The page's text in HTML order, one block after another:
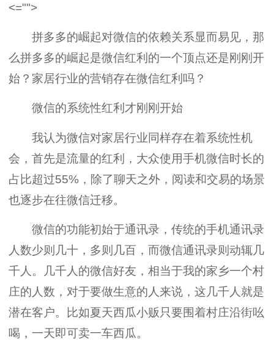
<="">
拼多多的崛起对微信的依赖关系显而易见，那
么拼多多的崛起是微信红利的一个顶点还是刚刚开
始？家居行业的营销存在微信红利吗？
微信的系统性红利才刚刚开始
我认为微信对家居行业同样存在着系统性机
会，首先是流量的红利，大众使用手机微信时长的
占比超过55%，除了聊天之外，阅读和交易的场景
也逐步在往微信迁移。
微信的功能初始于通讯录，传统的手机通讯录
人数少则几十，多则几百，而微信通讯录则动辄几
千人。几千人的微信好友，相当于我的家乡一个村
庄的人数，对于要做生意的人来说，这几千人就是
潜在客户。比如夏天西瓜小贩只要围着村庄沿街吆
喝，一天即可卖一车西瓜。